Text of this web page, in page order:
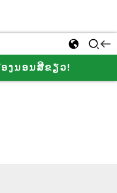
ງນອນສີຂຽວ!
ດ
າຮູ້